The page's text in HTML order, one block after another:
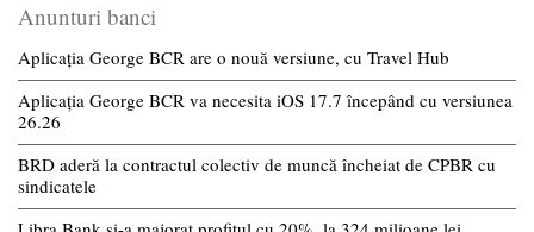
Anunturi banci
Aplicația George BCR are o nouă versiune, cu Travel Hub
Aplicația George BCR va necesita iOS 17.7 începând cu versiunea
26.26
BRD aderă la contractul colectiv de muncă încheiat de CPBR cu
sindicatele